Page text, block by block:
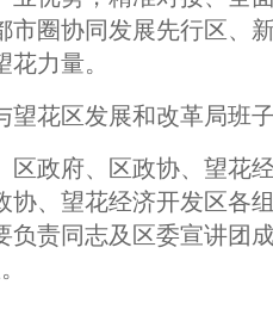
市圈协同发展先行区、
力量。
望花区发展和改革局班
区政府、区政协、望花
协、望花经济开发区各
负责同志及区委宣讲团